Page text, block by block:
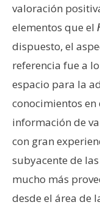
valoración
elementos que el
dispuesto, el
referencia fue a
espacio para la
conocimientos en
información de
con gran
subyacente de
mucho más
desde el área de